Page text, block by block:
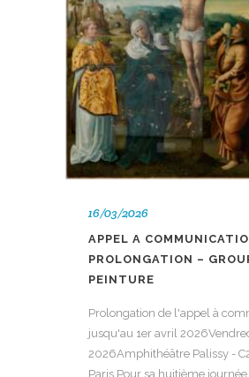
16/03/2026
APPEL A
PROLONGATION –
PEINTURE
Prolongation de l'appel à
jusqu'au 1er avril
2026Amphithéâtre Palissy -
Paris.Pour sa huitième journée